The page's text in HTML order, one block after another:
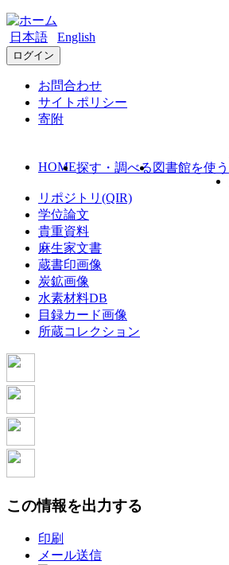
日本語 English
ログイン
お問合わせ
サイトポリシー
寄附
HOME探す・調べる 図書館を使う
リポジトリ(QIR)
学位論文
貴重資料
麻生家文書
蔵書印画像
炭鉱画像
水素材料DB
目録カード画像
所蔵コレクション
この情報を出力する
印刷
メール送信